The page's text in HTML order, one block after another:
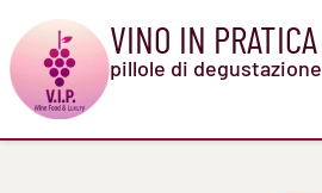
VINO IN PRATICA
pillole di degustazione